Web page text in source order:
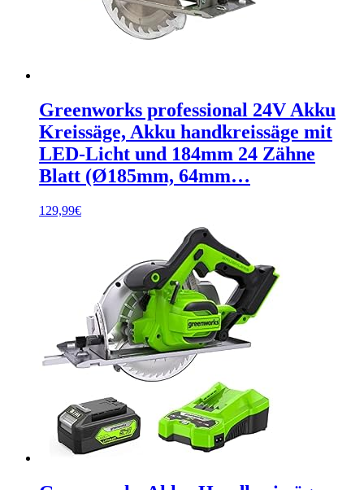
Greenworks professional 24V Akku
Kreissäge, Akku handkreissäge mit
LED-Licht und 184mm 24 Zähne
Blatt (Ø185mm, 64mm…
129,99€